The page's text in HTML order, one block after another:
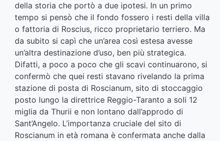
della storia che portò a due ipotesi. In un primo
tempo si pensò che il fondo fossero i resti della villa
o fattoria di Roscius, ricco proprietario terriero. Ma
da subito si capì che un’area così estesa avesse
un’altra destinazione d’uso, ben più strategica.
Difatti, a poco a poco che gli scavi continuarono, si
confermò che quei resti stavano rivelando la prima
stazione di posta di Roscianum, sito di stoccaggio
posto lungo la direttrice Reggio-Taranto a soli 12
miglia da Thurii e non lontano dall’approdo di
Sant’Angelo. L’importanza cruciale del sito di
Roscianum in età romana è confermata anche dalla